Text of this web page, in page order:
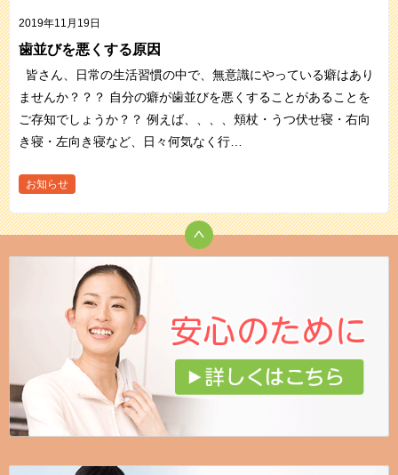
2019年11月19日
歯並びを悪くする原因
皆さん、日常の生活習慣の中で、無意識にやっている癖はあり
ませんか？？？ 自分の癖が歯並びを悪くすることがあることを
ご存知でしょうか？？ 例えば、、、、頬杖・うつ伏せ寝・右向
き寝・左向き寝など、日々何気なく行…
お知らせ